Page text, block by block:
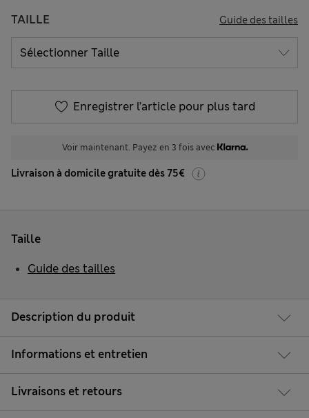
TAILLE Guide des tailles
Enregistrer l’article pour plus tard
Voir maintenant. Payez en 3 fois avec
Livraison à domicile gratuite dès 75€
Description du produit
Informations et entretien
Livraisons et retours
Taille
Guide des tailles